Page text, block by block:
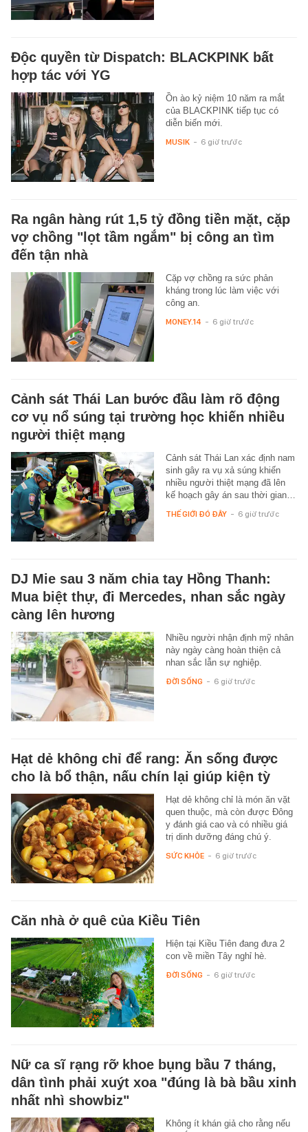
Độc quyền từ Dispatch: BLACKPINK bất
hợp tác với YG
Ồn ào kỷ niệm 10 năm ra mắt
của BLACKPINK tiếp tục có
diễn biến mới.
MUSIK - 6 giờ trước
Ra ngân hàng rút 1,5 tỷ đồng tiền mặt, cặp
vợ chồng "lọt tầm ngắm" bị công an tìm
đến tận nhà
Cặp vợ chồng ra sức phản
kháng trong lúc làm việc với
công an.
MONEY.14 - 6 giờ trước
Cảnh sát Thái Lan bước đầu làm rõ động
cơ vụ nổ súng tại trường học khiến nhiều
người thiệt mạng
Cảnh sát Thái Lan xác định nam
sinh gây ra vụ xả súng khiến
nhiều người thiệt mạng đã lên
kế hoạch gây án sau thời gian…
THẾ GIỚI ĐÓ ĐÂY - 6 giờ trước
DJ Mie sau 3 năm chia tay Hồng Thanh:
Mua biệt thự, đi Mercedes, nhan sắc ngày
càng lên hương
Nhiều người nhận định mỹ nhân
này ngày càng hoàn thiện cả
nhan sắc lẫn sự nghiệp.
ĐỜI SỐNG - 6 giờ trước
Hạt dẻ không chỉ để rang: Ăn sống được
cho là bổ thận, nấu chín lại giúp kiện tỳ
Hạt dẻ không chỉ là món ăn vặt
quen thuộc, mà còn được Đông
y đánh giá cao và có nhiều giá
trị dinh dưỡng đáng chú ý.
SỨC KHỎE - 6 giờ trước
Căn nhà ở quê của Kiều Tiên
Hiện tại Kiều Tiên đang đưa 2
con về miền Tây nghỉ hè.
ĐỜI SỐNG - 6 giờ trước
Nữ ca sĩ rạng rỡ khoe bụng bầu 7 tháng,
dân tình phải xuýt xoa "đúng là bà bầu xinh
nhất nhì showbiz"
Không ít khán giả cho rằng nếu